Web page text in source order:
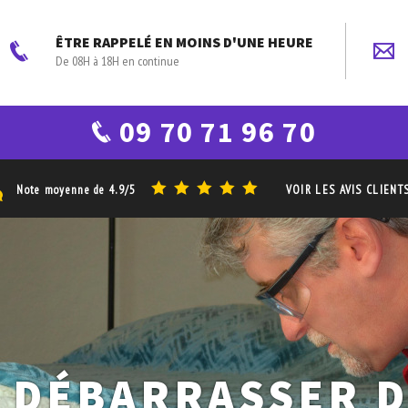
ÊTRE RAPPELÉ EN MOINS D'UNE HEURE
De 08H à 18H en continue
09 70 71 96 70
Note moyenne de4.9/5 VOIR LES AVIS
DÉBARRASSER